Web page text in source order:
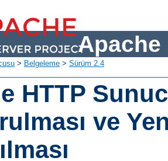
Apache
> Belgeleme > Sürüm 2.4
HTTP
ve